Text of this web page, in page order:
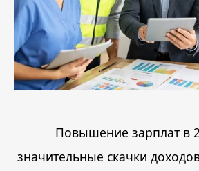
Повышение зарплат в
значительные скачки